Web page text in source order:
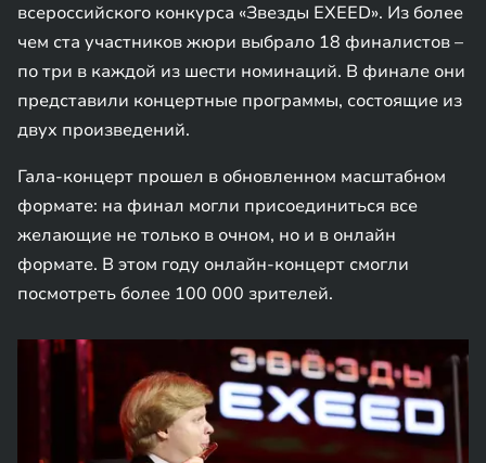
всероссийского конкурса «Звезды EXEED». Из более
чем ста участников жюри выбрало 18 финалистов –
по три в каждой из шести номинаций. В финале они
представили концертные программы, состоящие из
двух произведений.
Гала-концерт прошел в обновленном масштабном
формате: на финал могли присоединиться все
желающие не только в очном, но и в онлайн
формате. В этом году онлайн-концерт смогли
посмотреть более 100 000 зрителей.